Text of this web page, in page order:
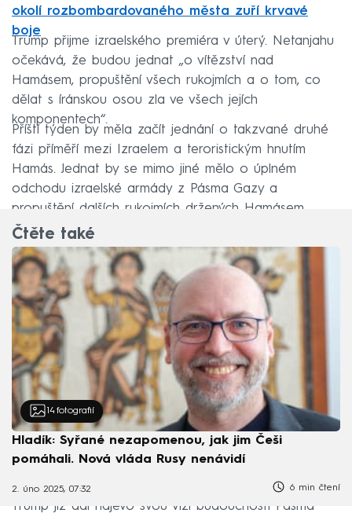
okolí rozbombardovaného města zuří krvavé
boje
Trump přijme izraelského premiéra v úterý. Netanjahu
očekává, že budou jednat „o vítězství nad
Hamásem, propuštění všech rukojmích a o tom, co
dělat s íránskou osou zla ve všech jejích
komponentech“.
Příští týden by měla začít jednání o takzvané druhé
fázi příměří mezi Izraelem a teroristickým hnutím
Hamás. Jednat by se mimo jiné mělo o úplném
odchodu izraelské armády z Pásma Gazy a
propuštění dalších rukojmích držených Hamásem.
Čtěte také
14 fotografií
Hladík: Syřané nezapomenou, jak jim Češi
pomáhali. Nová vláda Rusy nenávidí
2. úno 2025, 07:32 6 min čtení
Trump již dal najevo svou vizi budoucnosti Pásma